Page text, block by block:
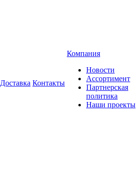
Доставка Контакты
Компания
Новости
Ассортимент
Партнерская
политика
Наши проекты